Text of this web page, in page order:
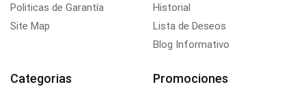
Politicas de Garantía
Site Map
Historial
Lista de Deseos
Blog Informativo
Categorias Promociones